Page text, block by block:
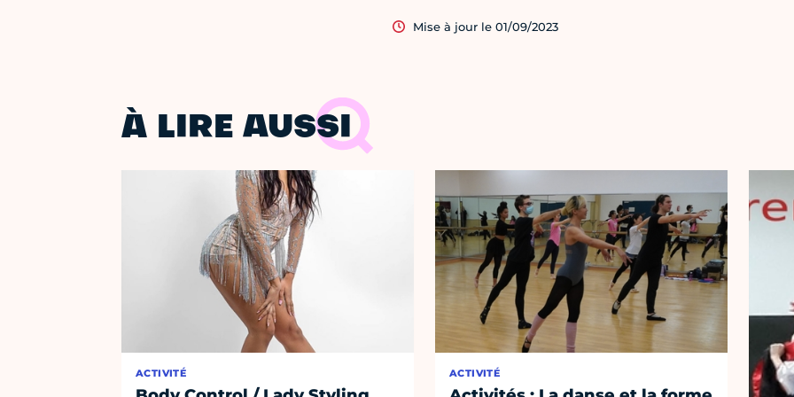
Mise à jour le 01/09/2023
À LIRE AUSSI
ACTIVITÉ ACTIVITÉ